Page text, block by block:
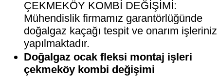
ÇEKMEKÖY KOMBİ DEĞİŞİMİ:
Mühendislik firmamız garantörlüğünde
doğalgaz kaçağı tespit ve onarım işleriniz
yapılmaktadır.
Doğalgaz ocak fleksi montaj işleri
çekmeköy kombi değişimi